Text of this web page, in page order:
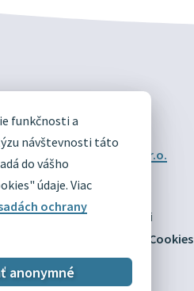
funkčnosti a
návštevnosti táto
do vášho
údaje. Viac
ochrany
anonymné
STRÁNKY
Alphabet partner s.r.o.
Divín
03.08.2026
Vyhlásenie o prístupnosti
údajov
Nastaviť Cookies